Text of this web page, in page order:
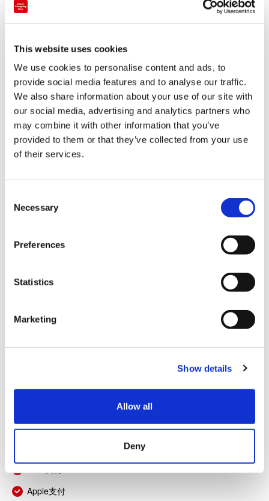
This website uses cookies
We use cookies to personalise content and ads, to
provide social media features and to analyse our traffic.
We also share information about your use of our site with
our social media, advertising and analytics partners who
may combine it with other information that you’ve
provided to them or that they’ve collected from your use
of their services.
Necessary
Preferences
Statistics
Marketing
Show details
Allow all
Deny
結算
VISA信用卡
JCB信用卡
美國運通卡
支付寶
Apple支付